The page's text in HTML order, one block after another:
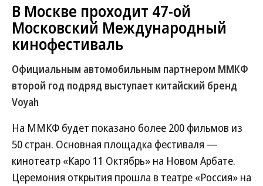
В Москве проходит 47-ой
Московский Международный
кинофестиваль
Официальным автомобильным партнером ММКФ
второй год подряд выступает китайский бренд
Voyah
На ММКФ будет показано более 200 фильмов из
50 стран. Основная площадка фестиваля —
кинотеатр «Каро 11 Октябрь» на Новом Арбате.
Церемония открытия прошла в театре «Россия» на